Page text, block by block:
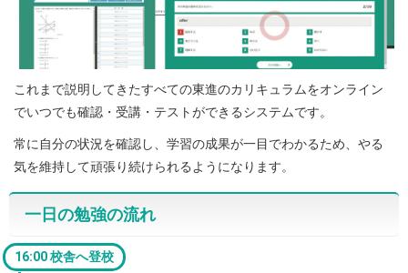
これまで説明してきたすべての東進のカリキュラムをオンライン
でいつでも確認・受講・テストができるシステムです。
常に自分の状況を確認し、学習の成果が一目でわかるため、やる
気を維持して頑張り続けられるようになります。
一日の勉強の流れ
16:00 校舎へ登校